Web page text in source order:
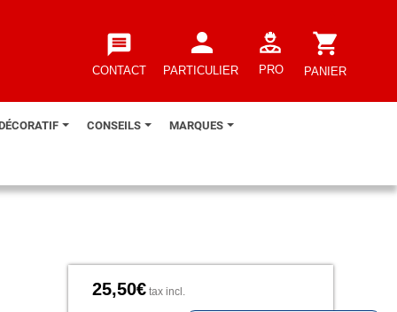
message
CONTACT
person
PARTICULIER PRO
shopping_cart
PANIER
CONSEILS MARQUES
25,50€ tax incl.